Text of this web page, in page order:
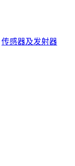
传感器及发射器